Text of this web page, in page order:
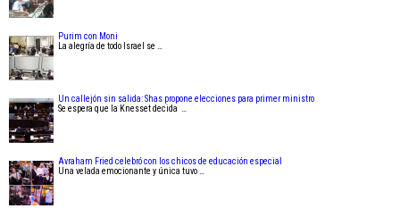
Purim con Moni
La alegría de todo Israel se …
Un callejón sin salida: Shas propone elecciones para primer ministro
Se espera que la Knesset decida …
Avraham Fried celebró con los chicos de educación especial
Una velada emocionante y única tuvo …